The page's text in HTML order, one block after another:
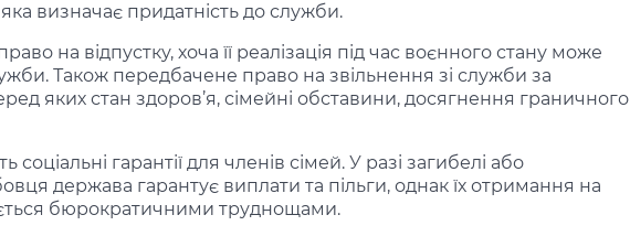
яка визначає придатність до служби.
на відпустку, хоча її реалізація під час воєнного стану може
Також передбачене право на звільнення зі служби за
яких стан здоров’я, сімейні обставини, досягнення граничного
гарантії для членів сімей. У разі загибелі або
держава гарантує виплати та пільги, однак їх отримання на
бюрократичними труднощами.